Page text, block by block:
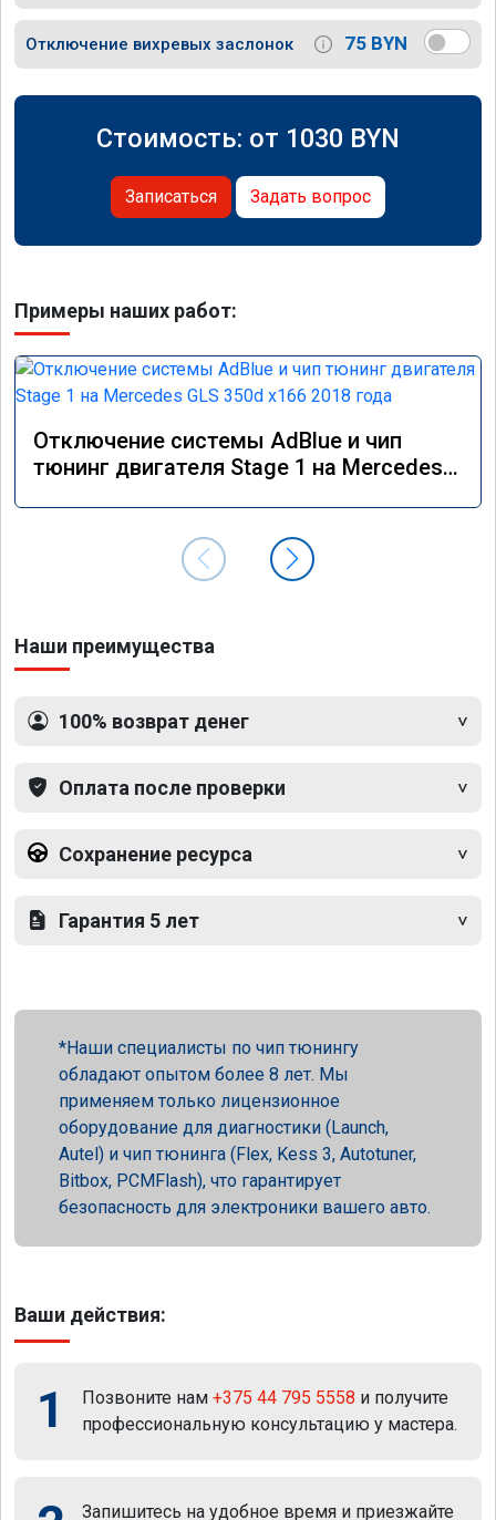
Отключение вихревых заслонок 75 BYN
Стоимость: от 1030 BYN
Записаться Задать вопрос
Примеры наших работ:
Отключение системы AdBlue и чип
тюнинг двигателя Stage 1 на Mercedes
Наши преимущества
100% возврат денег
Оплата после проверки
Сохранение ресурса
Гарантия 5 лет
Наши специалисты по чип тюнингу
обладают опытом более 8 лет. Мы
применяем только лицензионное
оборудование для диагностики (Launch,
Autel) и чип тюнинга (Flex, Kess 3, Autotuner,
Bitbox, PCMFlash), что гарантирует
безопасность для электроники вашего авто.
Ваши действия:
1 Позвоните нам +375 44 795 5558 и получите
профессиональную консультацию у мастера.
Запишитесь на удобное время и приезжайте